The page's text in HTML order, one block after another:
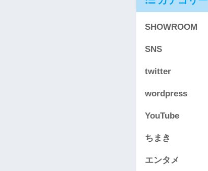
SHOWROOM
SNS
twitter
wordpress
YouTube
ちまき
エンタメ